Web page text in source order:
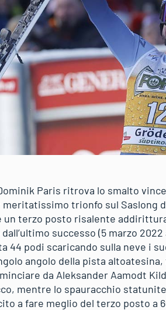
Paris ritrova lo smalto
trionfo sul Saslong
terzo posto risalente
successo (5 marzo
44 podi scaricando sulla neve i
angolo della pista
da Aleksander Aamodt
mentre lo spauracchio
a fare meglio del terzo posto a